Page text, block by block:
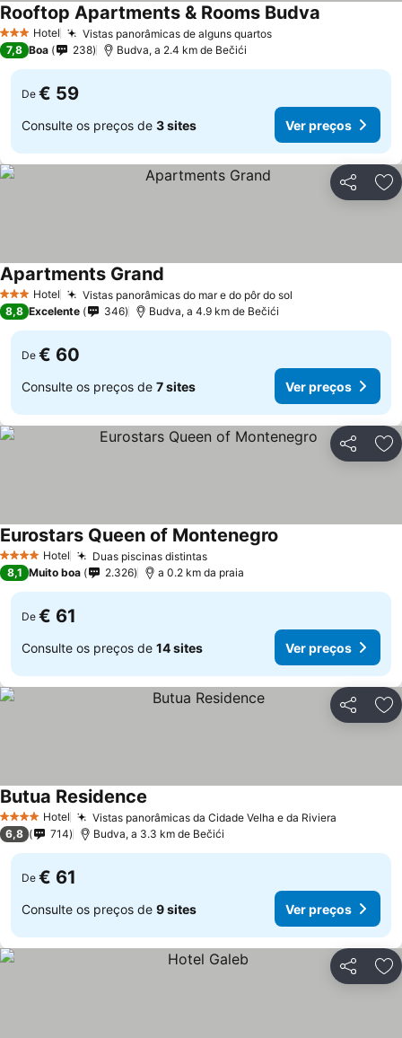
3 EstrelasHotel Vistas panorâmicas de alguns quartos
Rooftop Apartments & Rooms Budva
7,8 Boa 238 Budva, a 2.4 km de Bečići
De € 59
Consulte os preços de 3 sites Ver preços
Partilhar
3 EstrelasHotel Vistas panorâmicas do mar e do pôr do sol
Apartments Grand
8,8 Excelente 346 Budva, a 4.9 km de Bečići
De € 60
Consulte os preços de 7 sites Ver preços
Partilhar
4 EstrelasHotel Duas piscinas distintas
Eurostars Queen of Montenegro
8,1 Muito boa 2.326 a 0.2 km da praia
De € 61
Consulte os preços de 14 sites Ver preços
Partilhar
4 EstrelasHotel Vistas panorâmicas da Cidade Velha e da Riviera
Butua Residence
6,8 714 Budva, a 3.3 km de Bečići
De € 61
Consulte os preços de 9 sites Ver preços
Partilhar